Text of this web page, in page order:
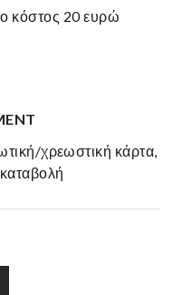
κόστος 20 ευρώ